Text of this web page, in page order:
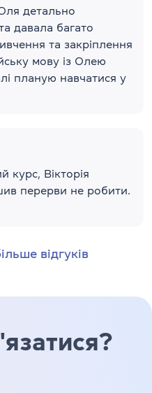
детально
давала багато
та закріплення
мову із Олею
планую навчатися у
курс, Вікторія
перерви не робити.
відгуків